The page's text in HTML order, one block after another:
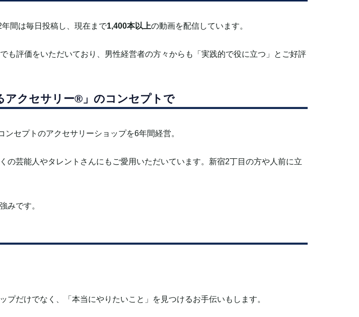
年間は毎日投稿し、現在まで1,400本以上の動画を配信しています。
も評価をいただいており、男性経営者の方々からも「実践的で役に立つ」とご好評
アクセサリー® 」のコンセプトで
ンセプトのアクセサリーショップを6年間経営。
芸能人やタレントさんにもご愛用いただいています。 新宿2丁目の方や人前に立
みです。
プだけでなく、「本当にやりたいこと」を見つけるお手伝いもします。